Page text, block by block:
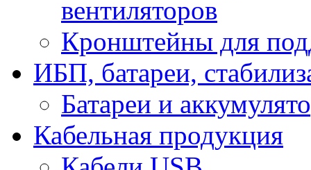
вентиляторов
Кронштейны для
ИБП, батареи,
Батареи и
Кабельная продукция